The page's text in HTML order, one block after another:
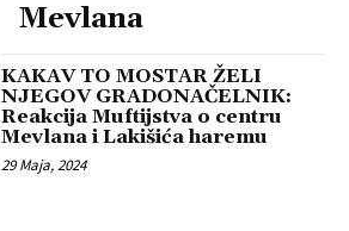
Mevlana
KAKAV TO MOSTAR ŽELI
NJEGOV GRADONAČELNIK:
Reakcija Muftijstva o centru
Mevlana i Lakišića haremu
29 Maja, 2024